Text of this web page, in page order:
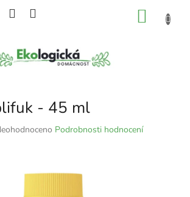
- 45 ml
Podrobnosti hodnocení